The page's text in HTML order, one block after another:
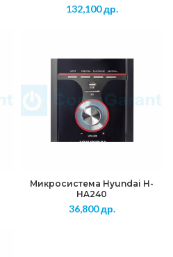
132,100др.
Микросистема Hyundai H-
HA240
36,800др.